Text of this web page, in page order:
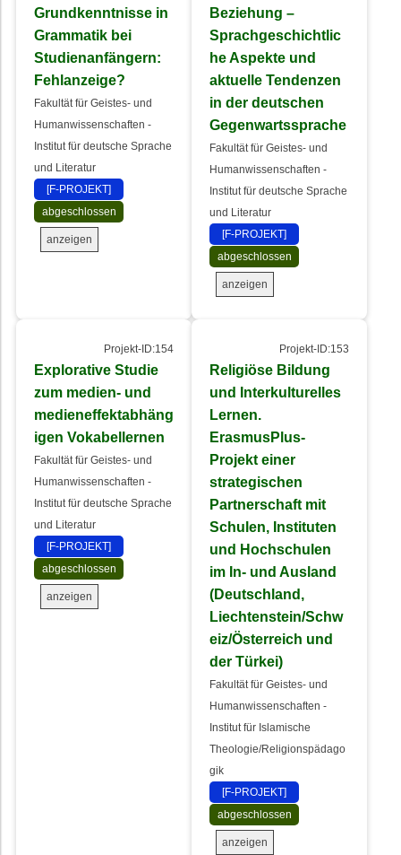
Grundkenntnisse in
Grammatik bei
Studienanfängern:
Fehlanzeige?
Fakultät für Geistes- und
Humanwissenschaften -
Institut für deutsche Sprache
und Literatur
[F-PROJEKT]
abgeschlossen
anzeigen
Beziehung –
Sprachgeschichtlic
he Aspekte und
aktuelle Tendenzen
in der deutschen
Gegenwartssprache
Fakultät für Geistes- und
Humanwissenschaften -
Institut für deutsche Sprache
und Literatur
[F-PROJEKT]
abgeschlossen
anzeigen
Projekt-ID:154
Explorative Studie
zum medien- und
medieneffektabhäng
igen Vokabellernen
Fakultät für Geistes- und
Humanwissenschaften -
Institut für deutsche Sprache
und Literatur
[F-PROJEKT]
abgeschlossen
anzeigen
Projekt-ID:153
Religiöse Bildung
und Interkulturelles
Lernen.
ErasmusPlus-
Projekt einer
strategischen
Partnerschaft mit
Schulen, Instituten
und Hochschulen
im In- und Ausland
(Deutschland,
Liechtenstein/Schw
eiz/Österreich und
der Türkei)
Fakultät für Geistes- und
Humanwissenschaften -
Institut für Islamische
Theologie/Religionspädago
gik
[F-PROJEKT]
abgeschlossen
anzeigen